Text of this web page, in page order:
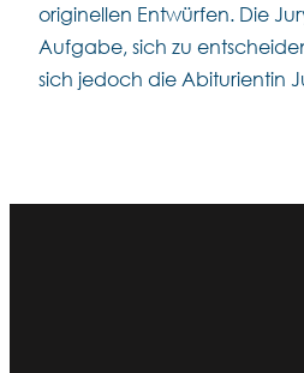
originellen Entwürfen. Die
Aufgabe, sich zu
sich jedoch die Abiturientin